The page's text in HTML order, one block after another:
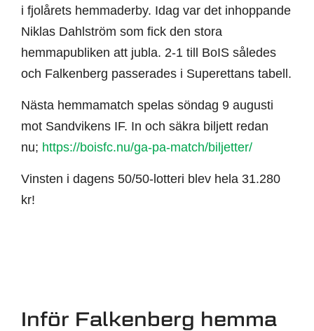
i fjolårets hemmaderby. Idag var det inhoppande
Niklas Dahlström som fick den stora
hemmapubliken att jubla. 2-1 till BoIS således
och Falkenberg passerades i Superettans tabell.
Nästa hemmamatch spelas söndag 9 augusti
mot Sandvikens IF. In och säkra biljett redan
nu; https://boisfc.nu/ga-pa-match/biljetter/
Vinsten i dagens 50/50-lotteri blev hela 31.280
kr!
Inför Falkenberg hemma